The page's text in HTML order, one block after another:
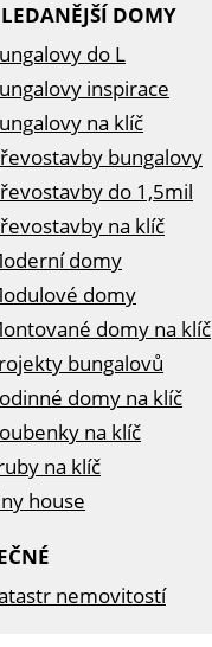
DOMY
do L
inspirace
na klíč
bungalovy
do 1,5mil
na klíč
domy
domy
domy na klíč
bungalovů
domy na klíč
na klíč
na klíč
house
nemovitostí